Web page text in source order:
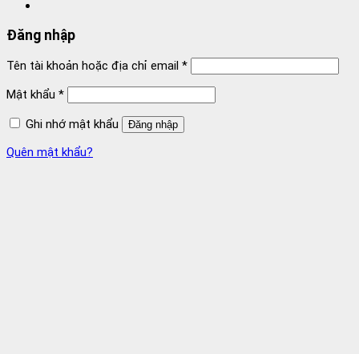
Đăng nhập
Tên tài khoản hoặc địa chỉ email *
Mật khẩu *
Ghi nhớ mật khẩu Đăng nhập
Quên mật khẩu?